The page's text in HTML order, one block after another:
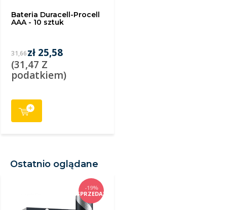
Bateria Duracell-Procell
AAA - 10 sztuk
31,66zł 25,58
(31,47 Z
podatkiem)
Ostatnio oglądane
-19%
SPRZEDAŻ